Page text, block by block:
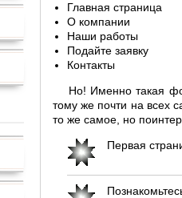
Главная страница
О компании
Наши работы
Подайте заявку
Контакты
Но! Именно такая
тому же почти на всех
то же самое, но
Первая